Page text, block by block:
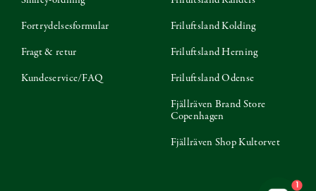
Fortrydelsesformular
Fragt & retur
Kundeservice/FAQ
Friluftsland Kolding
Friluftsland Herning
Friluftsland Odense
Fjällräven Brand Store
Copenhagen
Fjällräven Shop Kultorvet
1